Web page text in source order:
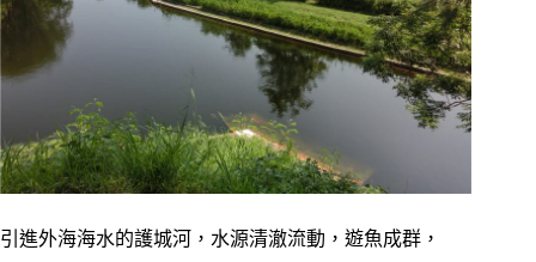
引進外海海水的護城河，水源清澈流動，遊魚成群，